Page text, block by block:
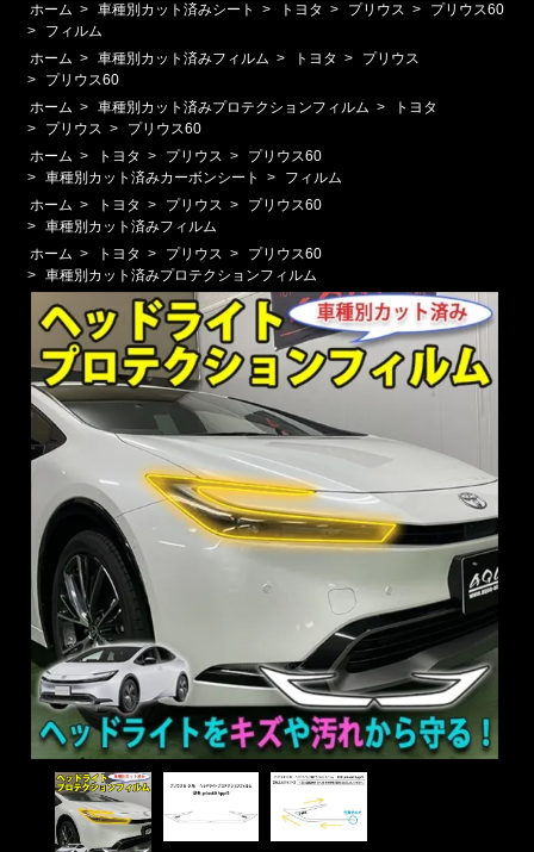
ホーム > 車種別カット済みシート > トヨタ > プリウス >
プリウス60
>
フィルム
ホーム > 車種別カット済みフィルム > トヨタ >
プリウス
>
プリウス60
ホーム > 車種別カット済みプロテクションフィルム >
トヨタ
>
プリウス >
プリウス60
ホーム > トヨタ > プリウス >
プリウス60
> 車種別カット済みカーボンシート >
フィルム
ホーム > トヨタ > プリウス >
プリウス60
> 車種別カット済みフィルム
ホーム > トヨタ > プリウス >
プリウス60
> 車種別カット済みプロテクションフィルム